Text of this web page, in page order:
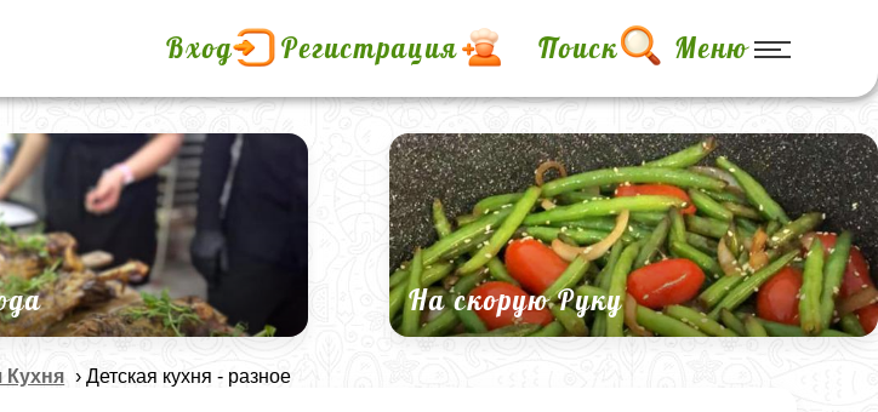
Вход Регистрация Поиск Меню
На скорую Руку
Кухня › Детская кухня - разное